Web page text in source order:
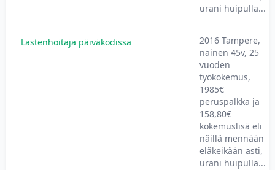
urani huipulla...
Lastenhoitaja päiväkodissa
2016 Tampere,
nainen 45v, 25
vuoden
työkokemus,
1985€
peruspalkka ja
158,80€
kokemuslisä eli
näillä mennään
eläkeikään asti,
urani huipulla...